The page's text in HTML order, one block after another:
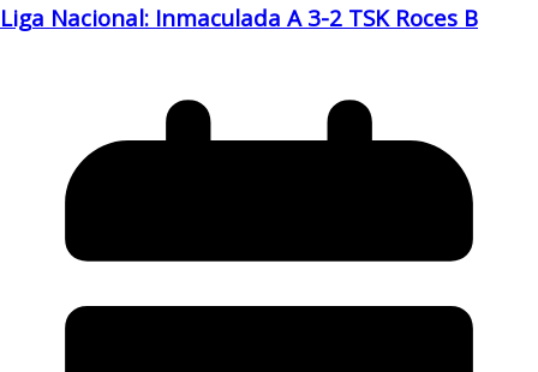
Liga Nacional: Inmaculada A 3-2 TSK Roces B